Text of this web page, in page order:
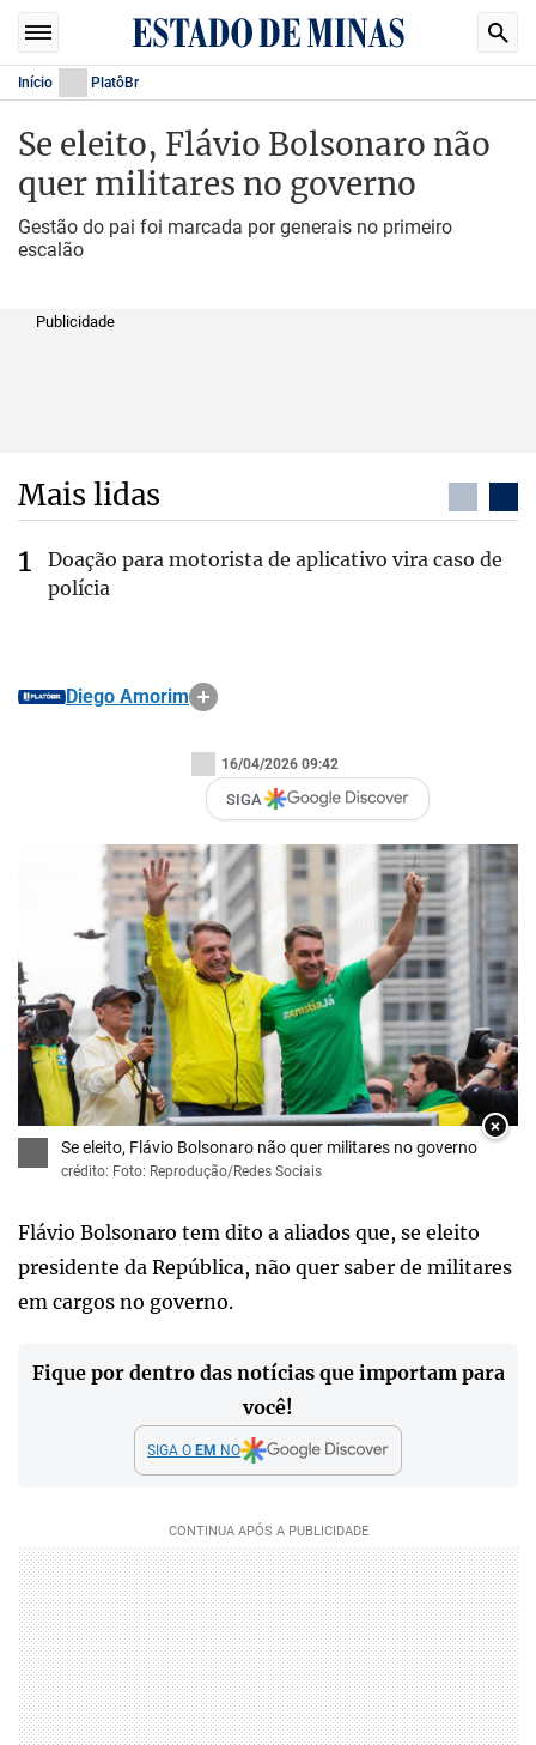
Início PlatôBr
Se eleito, Flávio Bolsonaro não
quer militares no governo
Gestão do pai foi marcada por generais no primeiro
escalão
Publicidade
Mais lidas
Doação para motorista de aplicativo vira caso de
polícia
Diego Amorim
16/04/2026 09:42
SIGA
×
Se eleito, Flávio Bolsonaro não quer militares no governo
crédito: Foto: Reprodução/Redes Sociais
Flávio Bolsonaro tem dito a aliados que, se eleito
presidente da República, não quer saber de militares
em cargos no governo.
Fique por dentro das notícias que importam para
você!
SIGA O EM NO